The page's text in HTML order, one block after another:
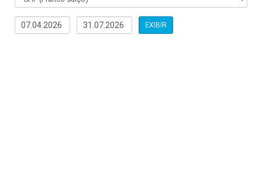
EXIBIR